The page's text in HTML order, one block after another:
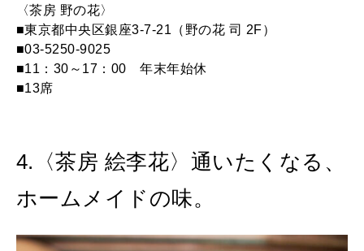
〈茶房 野の花〉
■東京都中央区銀座3-7-21（野の花 司 2F）
■03-5250-9025
■11：30～17：00 年末年始休
■13席
4.〈茶房 絵李花〉通いたくなる、
ホームメイドの味。